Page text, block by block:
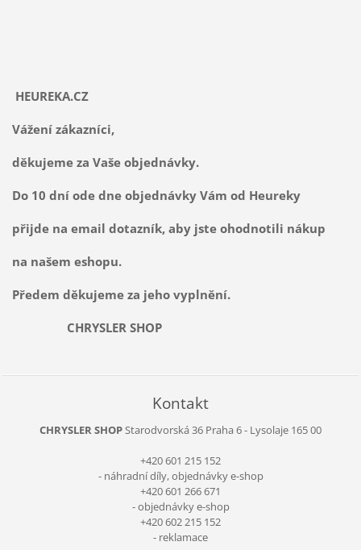
HEUREKA.CZ
Vážení zákazníci,
děkujeme za Vaše objednávky.
Do 10 dní ode dne objednávky Vám od Heureky
přijde na email dotazník, aby jste ohodnotili nákup
na našem eshopu.
Předem děkujeme za jeho vyplnění.
CHRYSLER SHOP
Kontakt
CHRYSLER SHOPStarodvorská 36 Praha 6 - Lysolaje 165 00
+420 601 215 152
- náhradní díly, objednávky e-shop
+420 601 266 671
- objednávky e-shop
+420 602 215 152
- reklamace